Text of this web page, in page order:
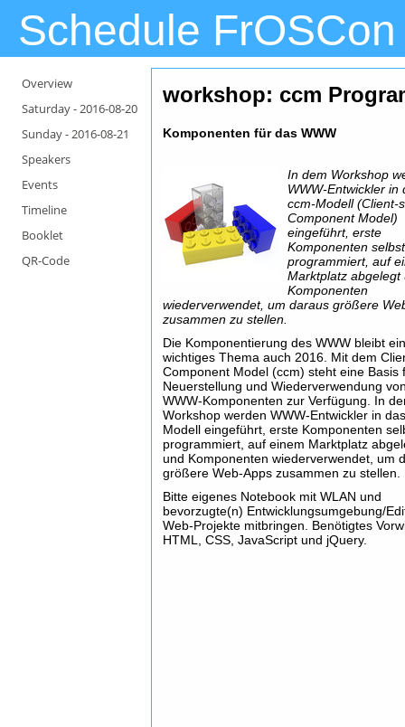
Schedule
Overview
Saturday -2016-08-20
Sunday -2016-08-21
Speakers
Events
Timeline
Booklet
QR-Code
workshop: ccm
Komponenten für das WWW
In dem Workshop
WWW-Entwickler in
ccm-Modell (Client-
Component Model)
eingeführt, erste
Komponenten selbst
programmiert, auf
Marktplatz abgelegt
Komponenten
wiederverwendet, um daraus größere
zusammen zu stellen.
Die Komponentierung des WWW bleibt
wichtiges Thema auch 2016. Mit dem
Component Model (ccm) steht eine Basis
Neuerstellung und Wiederverwendung
WWW-Komponenten zur Verfügung. In
Workshop werden WWW-Entwickler in
Modell eingeführt, erste Komponenten
programmiert, auf einem Marktplatz
und Komponenten wiederverwendet, um
größere Web-Apps zusammen zu stellen.
Bitte eigenes Notebook mit WLAN und
bevorzugte(n) Entwicklungsumgebung/
Web-Projekte mitbringen. Benötigtes
HTML, CSS, JavaScript und jQuery.